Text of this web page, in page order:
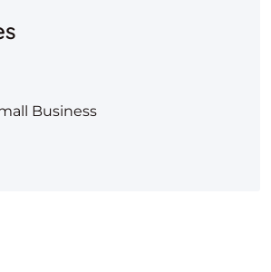
Business